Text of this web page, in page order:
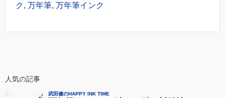
ク, 万年筆, 万年筆インク
人気の記事